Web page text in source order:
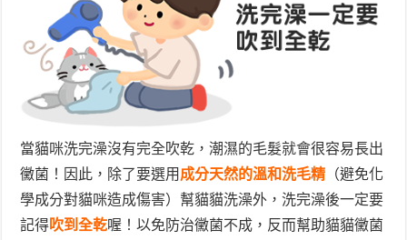
當貓咪洗完澡沒有完全吹乾，潮濕的毛髮就會很容易長出
黴菌！因此，除了要選用 成分天然的溫和洗毛精 （避免化
學成分對貓咪造成傷害）幫貓貓洗澡外，洗完澡後一定要
記得吹到全乾喔！以免防治黴菌不成，反而幫助貓貓黴菌